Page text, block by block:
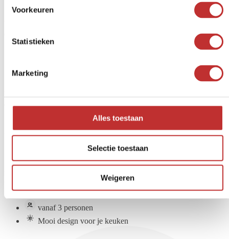
Voorkeuren
Statistieken
Marketing
Alles toestaan
Selectie toestaan
Weigeren
40,77 - €717,00Prijsklasse: €40,77 tot €717,00
"Goed product. Dit is mijn tweede watertank voor ik een andere
ruimte."
Met het hele gezin aan
het gezonde water
vanaf 3 personen
Mooi design voor je keuken